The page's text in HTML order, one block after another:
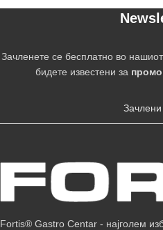
Зачленете се бесплатно во
бидете известени за
Зачлени
Fortis® Gastro Centar - најголем